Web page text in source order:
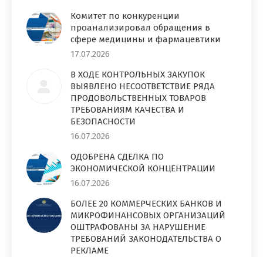
Комитет по конкуренции
проанализировал обращения в
сфере медицины и фармацевтики
17.07.2026
В ХОДЕ КОНТРОЛЬНЫХ ЗАКУПОК
ВЫЯВЛЕНО НЕСООТВЕТСТВИЕ РЯДА
ПРОДОВОЛЬСТВЕННЫХ ТОВАРОВ
ТРЕБОВАНИЯМ КАЧЕСТВА И
БЕЗОПАСНОСТИ
16.07.2026
ОДОБРЕНА СДЕЛКА ПО
ЭКОНОМИЧЕСКОЙ КОНЦЕНТРАЦИИ
16.07.2026
БОЛЕЕ 20 КОММЕРЧЕСКИХ БАНКОВ И
МИКРОФИНАНСОВЫХ ОРГАНИЗАЦИЙ
ОШТРАФОВАНЫ ЗА НАРУШЕНИЕ
ТРЕБОВАНИЙ ЗАКОНОДАТЕЛЬСТВА О
РЕКЛАМЕ